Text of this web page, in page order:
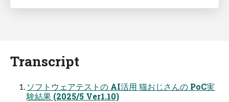
Transcript
ソフトウェアテストの AI活用 猫おじさんの PoC実
験結果 (2025/5 Ver1.10)